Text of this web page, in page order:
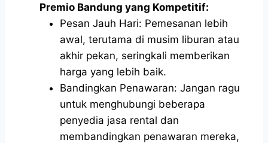
Premio Bandung yang Kompetitif:
Pesan Jauh Hari: Pemesanan lebih
awal, terutama di musim liburan atau
akhir pekan, seringkali memberikan
harga yang lebih baik.
Bandingkan Penawaran: Jangan ragu
untuk menghubungi beberapa
penyedia jasa rental dan
membandingkan penawaran mereka,